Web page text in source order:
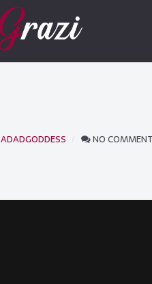
ADADGODDESS NO